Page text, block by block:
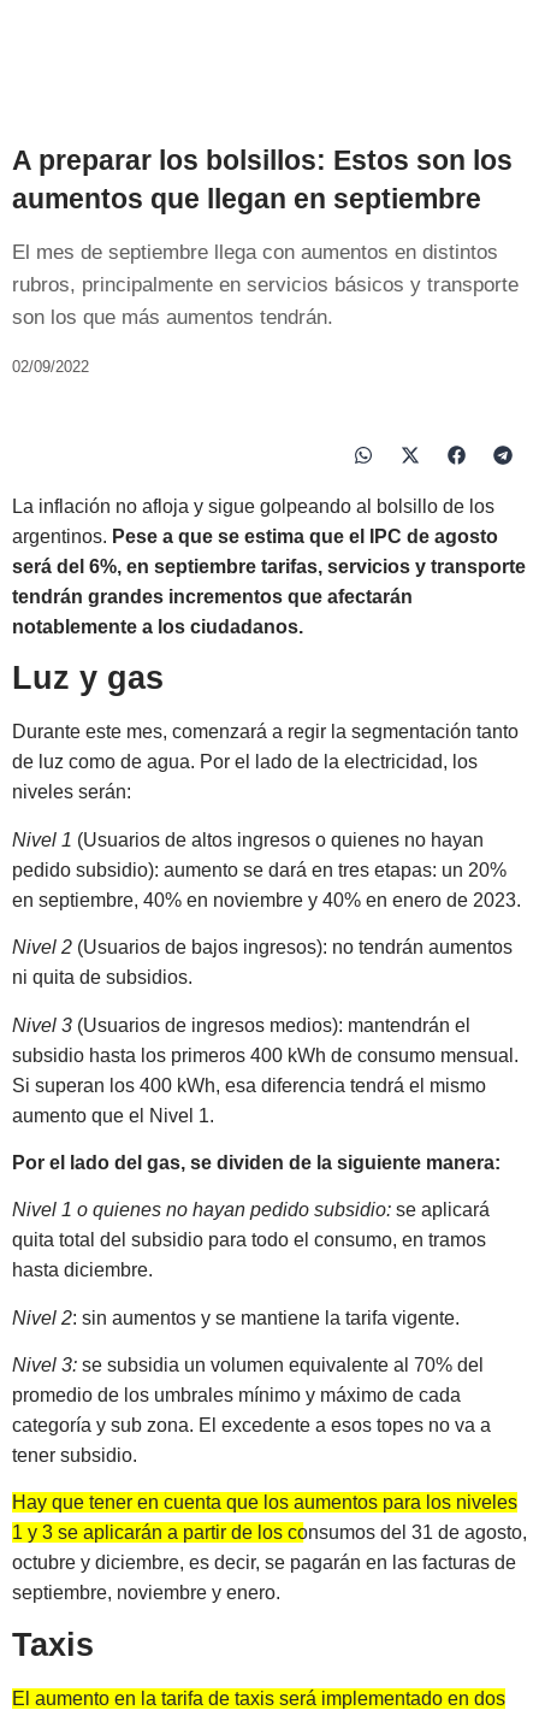
A preparar los bolsillos: Estos son los
aumentos que llegan en septiembre
El mes de septiembre llega con aumentos en distintos
rubros, principalmente en servicios básicos y transporte
son los que más aumentos tendrán.
02/09/2022
La inflación no afloja y sigue golpeando al bolsillo de los
argentinos. Pese a que se estima que el IPC de agosto
será del 6%, en septiembre tarifas, servicios y transporte
tendrán grandes incrementos que afectarán
notablemente a los ciudadanos.
Luz y gas
Durante este mes, comenzará a regir la segmentación tanto
de luz como de agua. Por el lado de la electricidad, los
niveles serán:
Nivel 1 (Usuarios de altos ingresos o quienes no hayan
pedido subsidio): aumento se dará en tres etapas: un 20%
en septiembre, 40% en noviembre y 40% en enero de 2023.
Nivel 2 (Usuarios de bajos ingresos): no tendrán aumentos
ni quita de subsidios.
Nivel 3 (Usuarios de ingresos medios): mantendrán el
subsidio hasta los primeros 400 kWh de consumo mensual.
Si superan los 400 kWh, esa diferencia tendrá el mismo
aumento que el Nivel 1.
Por el lado del gas, se dividen de la siguiente manera:
Nivel 1 o quienes no hayan pedido subsidio: se aplicará
quita total del subsidio para todo el consumo, en tramos
hasta diciembre.
Nivel 2: sin aumentos y se mantiene la tarifa vigente.
Nivel 3: se subsidia un volumen equivalente al 70% del
promedio de los umbrales mínimo y máximo de cada
categoría y sub zona. El excedente a esos topes no va a
tener subsidio.
Hay que tener en cuenta que los aumentos para los niveles
1 y 3 se aplicarán a partir de los consumos del 31 de agosto,
octubre y diciembre, es decir, se pagarán en las facturas de
septiembre, noviembre y enero.
Taxis
El aumento en la tarifa de taxis será implementado en dos